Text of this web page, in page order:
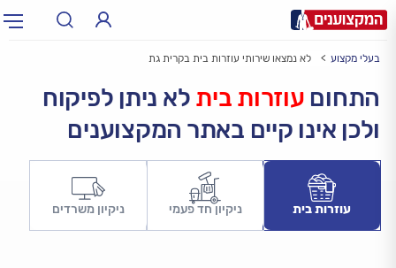
עירעיר: תל אביב, חיפה…
בעלי מקצוע לא נמצאו שירותי עוזרות בית בקרית גת
התחום עוזרות בית לא ניתן לפיקוח
ולכן אינו קיים באתר המקצוענים
עוזרות בית ניקיון חד פעמי ניקיון משרדים